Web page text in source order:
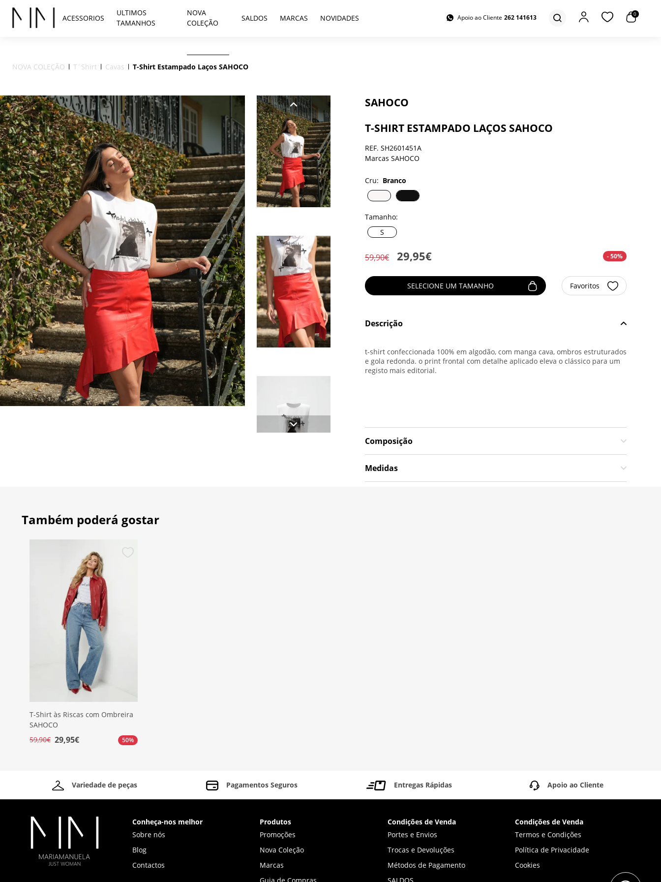
ACESSORIOS
ULTIMOS
TAMANHOS
NOVA
COLEÇÃO
SALDOS MARCAS NOVIDADES Apoio ao Cliente 262 141613 0
NOVA COLEÇÃO T´Shirt Cavas T-Shirt Estampado Laços SAHOCO
SAHOCO
T-SHIRT ESTAMPADO LAÇOS SAHOCO
REF. SH2601451A
Marcas SAHOCO
Cru: Branco
Tamanho:
S
59,90€ 29,95€ - 50%
SELECIONE UM TAMANHO Favoritos
Descrição
t-shirt confeccionada 100% em algodão, com manga cava, ombros estruturados
e gola redonda. o print frontal com detalhe aplicado eleva o clássico para um
registo mais editorial.
Composição
Medidas
Também poderá gostar
T-Shirt às Riscas com Ombreira
SAHOCO
59,90€ 29,95€ 50%
Variedade de peças Pagamentos Seguros Entregas Rápidas Apoio ao Cliente
Conheça-nos melhor
Sobre nós
Blog
Contactos
Produtos
Promoções
Nova Coleção
Marcas
Condições de Venda
Portes e Envios
Trocas e Devoluções
Métodos de Pagamento
Condições de Venda
Termos e Condições
Política de Privacidade
Cookies